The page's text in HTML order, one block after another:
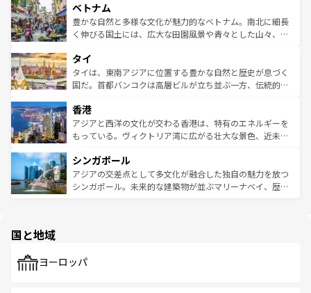
参照してほしい。
容にもいいと評判のスイーツなど、バラエティ豊かな料理
が味わえる。 なお、新着の台湾情報は コンテンツ一覧を参
照してほしい。
き、地方に足を延ばせば四季折々の自然美を楽しむことが
できる。そして、キムチや焼肉、絶品のストリートフード
まで、さまざまな韓国料理が待っている。夜には、韓国な
リティに包まれながら、韓国の多彩な魅力を心ゆくまで味
わってみてほしい。 なお、新着の韓国情報はコンテンツ一
覧を参照してほしい。
ベトナム
豊かな自然と多様な文化が魅力的なベトナム。南北に細長
く伸びる国土には、広大な田園風景や青々とした山々、世
急速な発展と共に伝統が息づく。ハノイの古い町並みやホ
ーチミン市のフランス統治時代の建物も、独特の雰囲気を
醸し出している。また、バラエティの豊かさとおいしさで
とつ。フォーやバインミー、ベトナムコーヒーなどは、ぜ
ひ現地で味わいたい。どの地域を訪れてもあたたかい人々
が旅行者を迎えてくれるので、きっと忘れられない旅にな
参照してほしい。
タイ
タイは、東南アジアに位置する豊かな自然と歴史が息づく
国だ。首都バンコクは高層ビルが立ち並ぶ一方、伝統的な
の活気が交差している。北部ではチェンマイなどの山岳地
帯で自然と触れ合い、南部ではプーケットやクラビの美し
いビーチでリゾート気分を楽しむことができる。タイ料理
激する。気候は一年中温暖で、どの季節にも異なる楽しみ
が待っている。親しみやすいタイの人々、仏教を中心とし
た文化、そして多様な観光資源が、訪れる旅人を魅了し続
香港
アジアと西洋の文化が交わる香港は、特有のエネルギーを
もっている。ヴィクトリア湾に広がる壮大な景色、近未来
み、どこを訪れても感動するはず。観光スポットが密集し
ており、効率よく見どころを回れるのも魅力。息をのむよ
うな絶景から文化的な体験まで、香港を存分に楽しみ尽く
シンガポール
アジアの交差点として多文化が融合した独自の魅力を放つ
シンガポール。未来的な建築物が並ぶマリーナベイ、歴史
で、ホーカーズは地元の風情を楽しめる外せないスポット
国と地域
ヨーロッパ